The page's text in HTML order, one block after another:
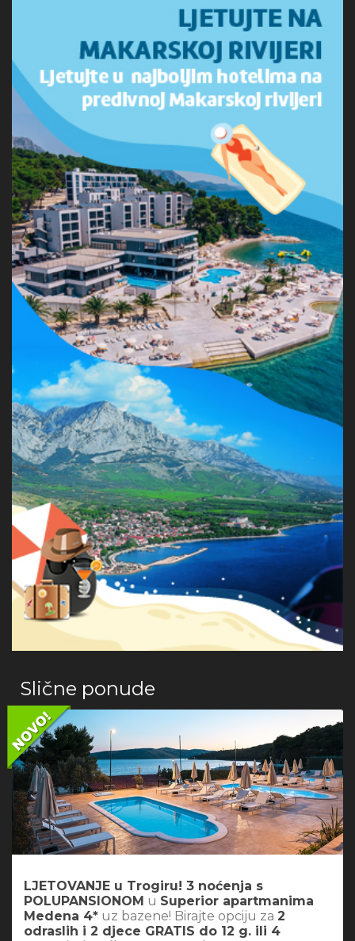
Slične ponude
LJETOVANJE u Trogiru! 3 noćenja s
POLUPANSIONOM u Superior apartmanima
Medena 4* uz bazene! Birajte opciju za 2
odraslih i 2 djece GRATIS do 12 g. ili 4